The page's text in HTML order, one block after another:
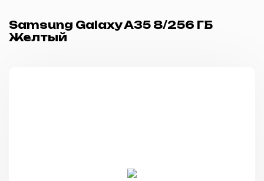
Samsung Galaxy A35 8/256 ГБ
Желтый